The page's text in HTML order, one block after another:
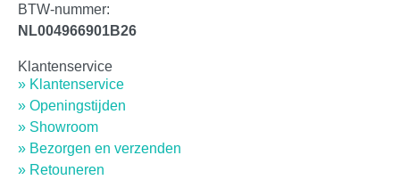
BTW-nummer:
NL004966901B26
Klantenservice
» Klantenservice
» Openingstijden
» Showroom
» Bezorgen en verzenden
» Retouneren